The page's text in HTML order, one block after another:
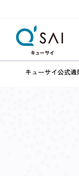
キューサイ公式